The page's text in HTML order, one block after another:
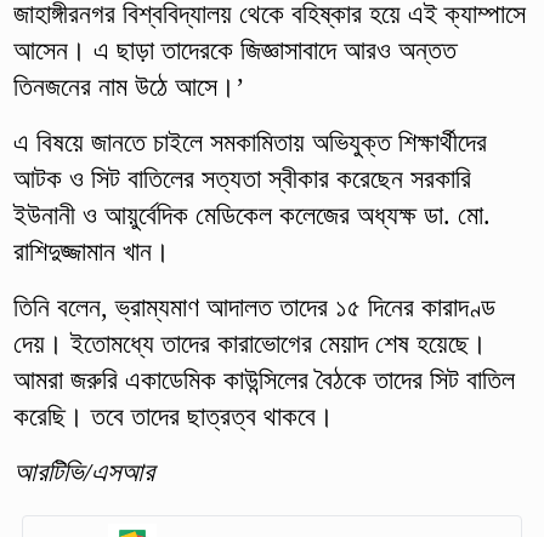
জাহাঙ্গীরনগর বিশ্ববিদ্যালয় থেকে বহিষ্কার হয়ে এই ক্যাম্পাসে
আসেন। এ ছাড়া তাদেরকে জিজ্ঞাসাবাদে আরও অন্তত
তিনজনের নাম উঠে আসে।’
এ বিষয়ে জানতে চাইলে সমকামিতায় অভিযুক্ত শিক্ষার্থীদের
আটক ও সিট বাতিলের সত্যতা স্বীকার করেছেন সরকারি
ইউনানী ও আয়ুর্বেদিক মেডিকেল কলেজের অধ্যক্ষ ডা. মো.
রাশিদুজ্জামান খান।
তিনি বলেন, ভ্রাম্যমাণ আদালত তাদের ১৫ দিনের কারাদণ্ড
দেয়। ইতোমধ্যে তাদের কারাভোগের মেয়াদ শেষ হয়েছে।
আমরা জরুরি একাডেমিক কাউন্সিলের বৈঠকে তাদের সিট বাতিল
করেছি। তবে তাদের ছাত্রত্ব থাকবে।
আরটিভি/এসআর